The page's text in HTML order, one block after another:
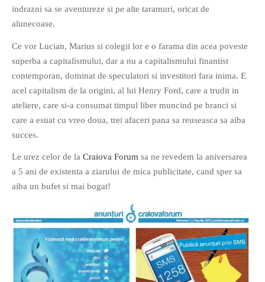
PAGINI
Ce fac?
Albastra!
Victor Sosea – Designer
indrazni sa se aventureze si pe alte taramuri, oricat de
alunecoase.
Ce vor Lucian, Marius si colegii lor e o farama din acea poveste
superba a capitalismului, dar a nu a capitalismului finantist
contemporan, dominat de speculatori si investitori fara inima. E
acel capitalism de la origini, al lui Henry Ford, care a trudit in
ateliere, care si-a consumat timpul liber muncind pe branci si
care a esuat cu vreo doua, trei afaceri pana sa reuseasca sa aiba
succes.
Le urez celor de la Craiova Forum sa ne revedem la aniversarea
a 5 ani de existenta a ziarului de mica publicitate, cand sper sa
aiba un bufet si mai bogat!